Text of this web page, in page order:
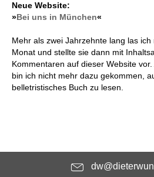
Neue Website:
»Bei uns in München«
Mehr als zwei Jahrzehnte lang las
Monat und stellte sie dann mit
Kommentaren auf dieser Website
bin ich nicht mehr dazu gekommen,
belletristisches Buch zu lesen.